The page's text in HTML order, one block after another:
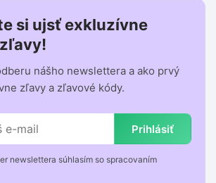
si ujsť exkluzívne
nášho newslettera a ako prvý
zľavy a zľavové kódy.
Prihlásiť
newslettera súhlasím so spracovaním